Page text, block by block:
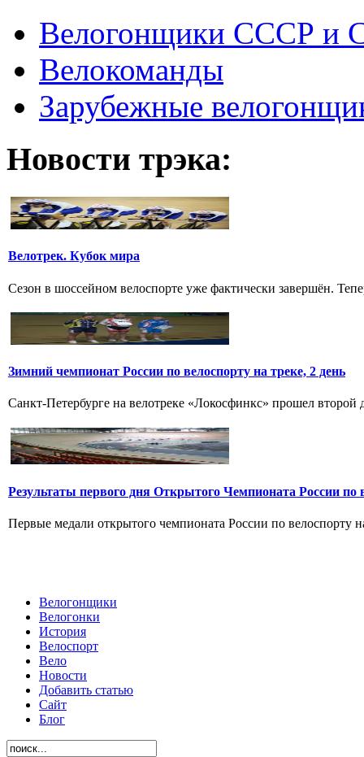
Велогонщики СССР и
Велокоманды
Зарубежные
Новости трэка:
Велотрек. Кубок мира
Сезон в шоссейном велоспорте уже фактически завершён.
Зимний чемпионат России по велоспорту на треке, 2 день
Санкт-Петербурге на велотреке «Локосфинкс» прошел
Результаты первого дня Открытого Чемпионата России по
Первые медали открытого чемпионата России по велоспорту
Велогонщики
Велогонки
История
Велоспорт
Вело
Новости
Добавить статью
Сайт
Блог